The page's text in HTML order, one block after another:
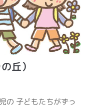
丘）
の 子どもたちがずっ